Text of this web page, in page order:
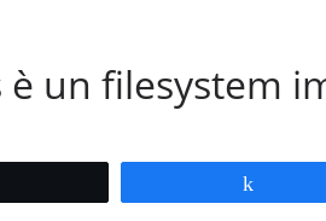
è un filesystem